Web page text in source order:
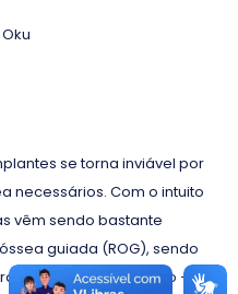
se torna inviável por
necessários. Com o intuito
vêm sendo bastante
guiada (ROG), sendo
expandido –